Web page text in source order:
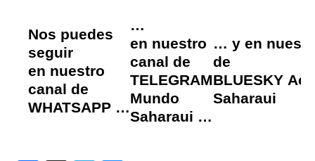
Nos puedes
seguir
en nuestro
canal de
WHATSAPP …
…
en nuestro
canal de
TELEGRAM
Mundo
Saharaui …
… y en
de
BLUESKY
Saharaui